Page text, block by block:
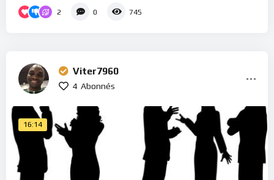
2 0 745
Viter7960
4 Abonnés
16:14